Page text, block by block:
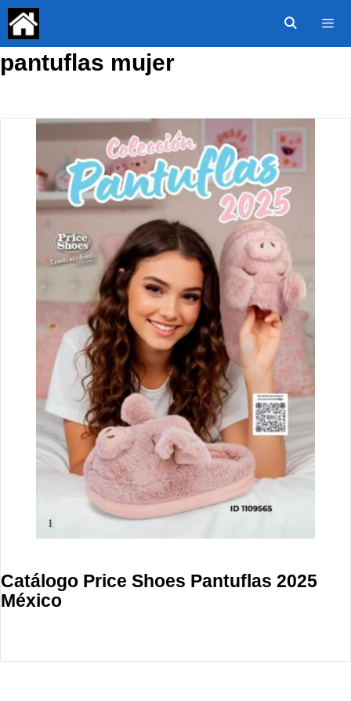
Saltar
contenido
pantuflas mujer
Catálogo Price Shoes Pantuflas 2025
México